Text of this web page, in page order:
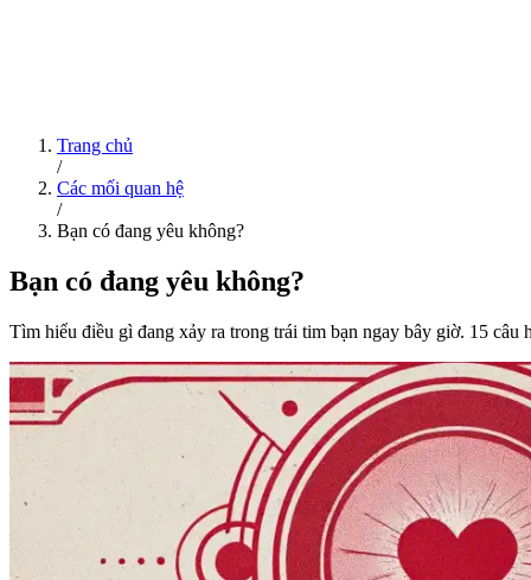
Trang chủ
/
Các mối quan hệ
/
Bạn có đang yêu không?
Bạn có đang yêu không?
Tìm hiểu điều gì đang xảy ra trong trái tim bạn ngay bây giờ. 15 câu